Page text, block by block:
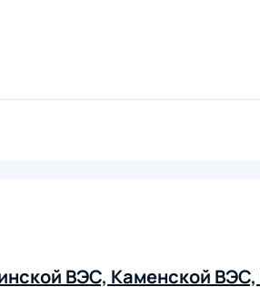
ВЭС, Каменской ВЭС,